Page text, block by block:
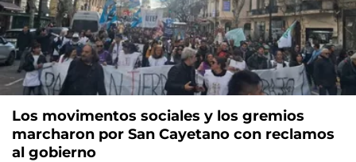
Los movimentos sociales y los gremios
marcharon por San Cayetano con reclamos
al gobierno